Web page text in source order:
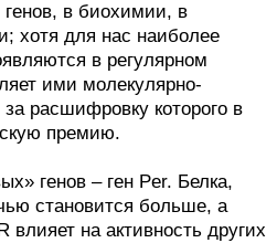
генов, в биохимии, в
хотя для нас наиболее
в регулярном
ими молекулярно-
расшифровку которого в
премию.
генов – ген Per. Белка,
становится больше, а
на активность других